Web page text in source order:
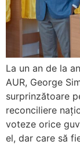
La un an de la
AUR, George
surprinzătoare
reconciliere
voteze orice
el, dar care să